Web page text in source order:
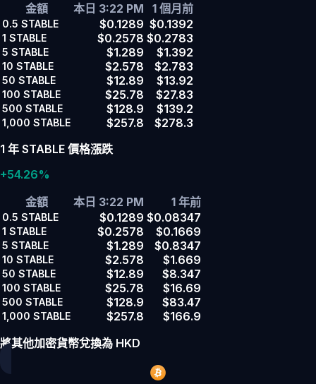
金額
本日 3:22 PM 1 個月前
0.5 STABLE $0.1289 $0.1392
1 STABLE $0.2578 $0.2783
5 STABLE $1.289 $1.392
10 STABLE $2.578 $2.783
50 STABLE $12.89 $13.92
100 STABLE $25.78 $27.83
500 STABLE $128.9 $139.2
1,000 STABLE $257.8
$278.3
1 年 STABLE 價格漲跌
+54.26%
金額
本日 3:22 PM 1 年前
0.5 STABLE $0.1289 $0.08347
1 STABLE $0.2578 $0.1669
5 STABLE $1.289 $0.8347
10 STABLE $2.578 $1.669
50 STABLE $12.89 $8.347
100 STABLE $25.78 $16.69
500 STABLE $128.9 $83.47
1,000 STABLE $257.8
$166.9
將其他加密貨幣兌換為 HKD